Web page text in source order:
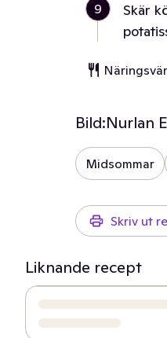
9
Skär
Bild:Nurlan
Midsommar
Skriv ut
Liknande recept